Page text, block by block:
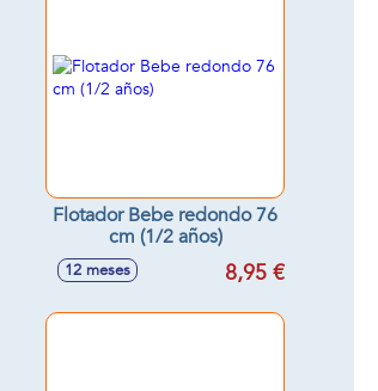
Flotador Bebe redondo 76
cm (1/2 años)
12 meses 8,95 €